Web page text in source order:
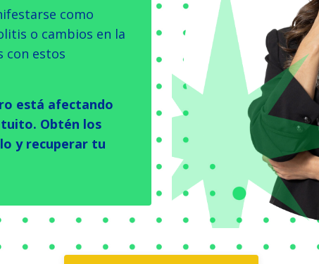
como
o cambios en la
con estos
está afectando
Obtén los
y recuperar tu